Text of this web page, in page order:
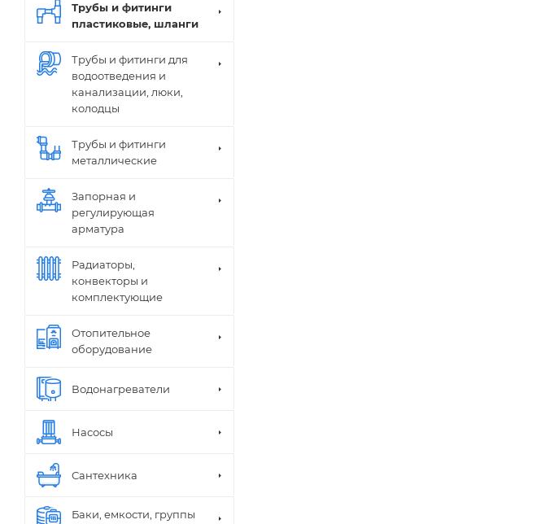
Трубы и фитинги
пластиковые, шланги
Трубы и фитинги для
водоотведения и
канализации, люки,
колодцы
Трубы и фитинги
металлические
Запорная и
регулирующая
арматура
Радиаторы,
конвекторы и
комплектующие
Отопительное
оборудование
Водонагреватели
Насосы
Сантехника
Баки, емкости, группы